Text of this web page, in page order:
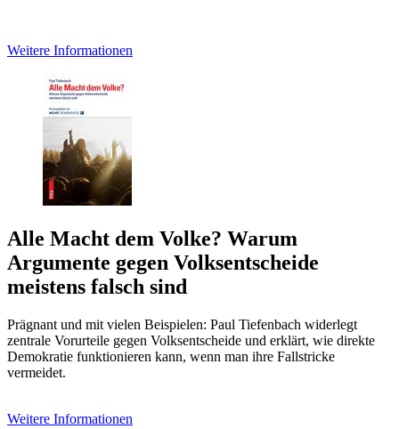
Weitere Informationen
Alle Macht dem Volke? Warum
Argumente gegen Volksentscheide
meistens falsch sind
Prägnant und mit vielen Beispielen: Paul Tiefenbach widerlegt
zentrale Vorurteile gegen Volksentscheide und erklärt, wie direkte
Demokratie funktionieren kann, wenn man ihre Fallstricke
vermeidet.
Weitere Informationen